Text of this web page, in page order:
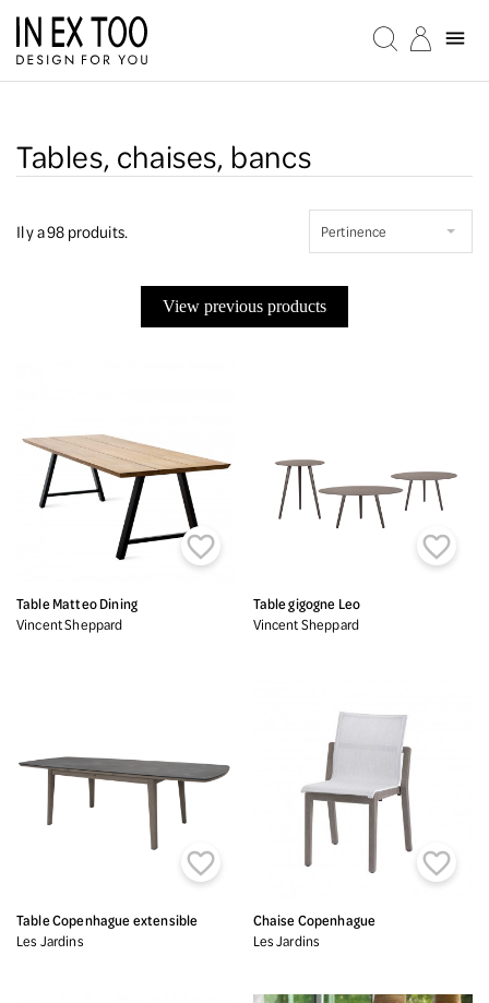

Tables, chaises, bancs
Il y a 98 produits. Pertinence
View previous products

Table Matteo Dining
Vincent Sheppard

Table gigogne Leo
Vincent Sheppard

Table Copenhague extensible
Les Jardins

Chaise Copenhague
Les Jardins